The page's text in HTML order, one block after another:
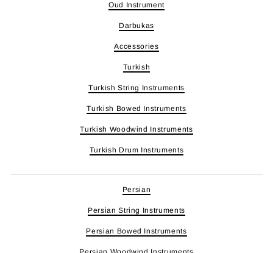
Oud Instrument
Darbukas
Accessories
Turkish
Turkish String Instruments
Turkish Bowed Instruments
Turkish Woodwind Instruments
Turkish Drum Instruments
Persian
Persian String Instruments
Persian Bowed Instruments